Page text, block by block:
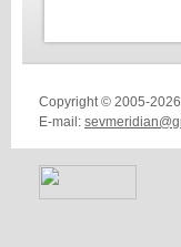
Copyright © 2005-2026
E-mail: